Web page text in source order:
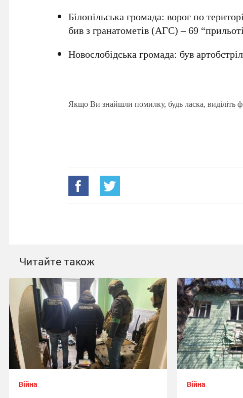
Білопільська громада: ворог по
бив з гранатометів (АГС) – 69
Новослобідська громада: був
Якщо Ви знайшли помилку, будь ласка, виділіть
Читайте також
Війна Війна